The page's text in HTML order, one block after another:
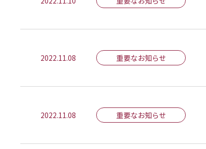
2022.11.08 重要なお知らせ
2022.11.08 重要なお知らせ